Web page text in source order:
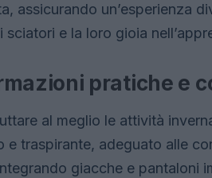
assicurando un’esperienza
sciatori e la loro gioia
pratiche e
al meglio le attività
e traspirante, adeguato alle
giacche e pantaloni